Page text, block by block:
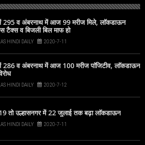
295 व अंबरनाथ में आज 99 मरीज मिले, लाॅकडाऊन
टैक्स व बिजली बिल माफ हो
HINDI DAILY 2020-7-11
286 व अंबरनाथ में आज 100 मरीज पाॅजिटीव, लाॅकडाऊन
HINDI DAILY 2020-7-12
तो उल्हासनगर में 22 जुलाई तक बढ़ा लाॅकडाऊन
HINDI DAILY 2020-7-11